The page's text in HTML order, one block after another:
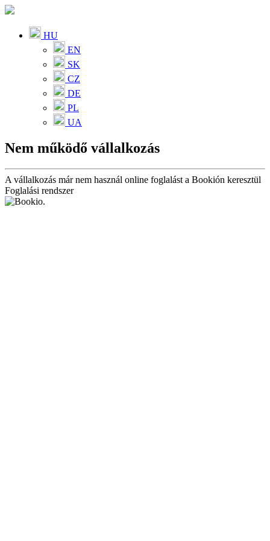
HU
EN
SK
CZ
DE
PL
UA
Nem működő vállalkozás
A vállalkozás már nem használ online foglalást a Bookión keresztül
Foglalási rendszer